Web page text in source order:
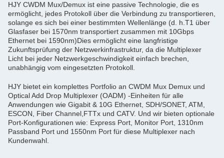
HJY CWDM Mux/Demux ist eine passive Technologie, die es
ermöglicht, jedes Protokoll über die Verbindung zu transportieren,
solange es sich bei einer bestimmten Wellenlänge (d. h.T1 über
Glasfaser bei 1570nm transportiert zusammen mit 10Gbps
Ethernet bei 1590nm)Dies ermöglicht eine langfristige
Zukunftsprüfung der Netzwerkinfrastruktur, da die Multiplexer
Licht bei jeder Netzwerkgeschwindigkeit einfach brechen,
unabhängig vom eingesetzten Protokoll.
HJY bietet ein komplettes Portfolio an CWDM Mux Demux und
Optical Add Drop Multiplexer (OADM) -Einheiten für alle
Anwendungen wie Gigabit & 10G Ethernet, SDH/SONET, ATM,
ESCON, Fiber Channel,FTTx und CATV. Und wir bieten optionale
Port-Konfigurationen wie: Express Port, Monitor Port, 1310nm
Passband Port und 1550nm Port für diese Multiplexer nach
Kundenwahl.